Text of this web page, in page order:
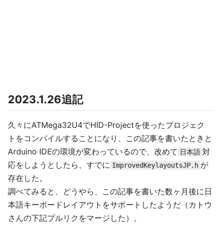
2023.1.26追記
久々にATMega32U4でHID-Projectを使ったプロジェク
トをコンパイルすることになり、この記事を書いたときと
Arduino IDEの環境が変わっているので、改めて 日本語 対
応をしようとしたら、すでに ImprovedKeylayoutsJP.h が
存在した。
調べてみると、どうやら、この記事を書いた数ヶ月後に日
本語キーボードレイアウトをサポートしたようだ（カトウ
さんの下記プルリクをマージした）。